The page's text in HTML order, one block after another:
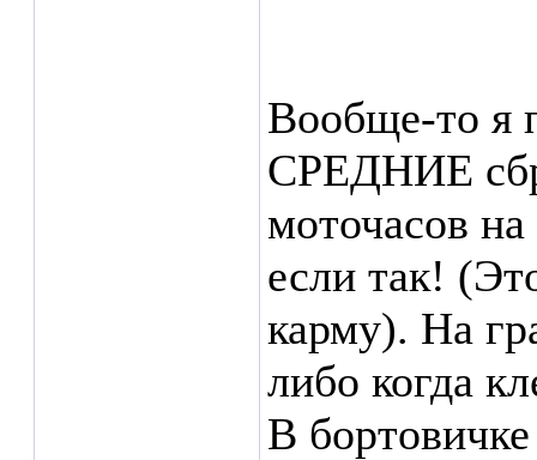
Вообще-то я
СРЕДНИЕ
моточасов
если так!
карму). На
либо когда
В